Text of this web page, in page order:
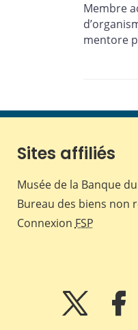
Membre
mentore
Sites affiliés
Musée de la Banque
Bureau des biens non
Connexion FSP